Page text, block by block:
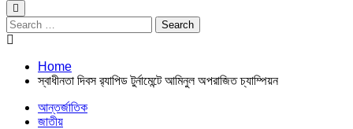
Search
for:
Home
স্বাধীনতা দিবস র‌্যাপিড টুর্নামেন্টে আমিনুল অপরাজিত চ্যাম্পিয়ন
আন্তর্জাতিক
জাতীয়